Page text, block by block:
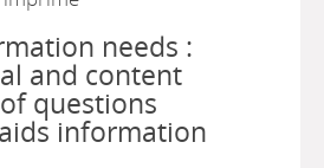
needs :
and content
questions
information